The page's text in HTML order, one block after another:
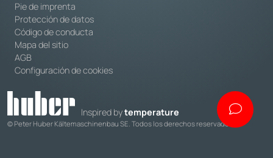
Pie de imprenta
Protección de datos
Código de conducta
Mapa del sitio
AGB
Configuración de cookies
Inspired bytemperature
© Peter Huber Kältemaschinenbau SE. Todos los derechos reservados